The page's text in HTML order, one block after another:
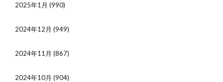
2025年1月 (990)
2024年12月 (949)
2024年11月 (867)
2024年10月 (904)